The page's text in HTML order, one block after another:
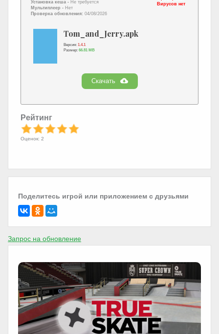
Установка кеша - Не требуется
Мультиплеер - Нет
Проверка обновления: 04/08/2026
Вирусов нет
Tom_and_Jerry.apk
Версия: 1.4.1
Размер: 66.81 MB
Скачать
Рейтинг
Оценок: 2
Поделитесь игрой или приложением с друзьями
Запрос на обновление